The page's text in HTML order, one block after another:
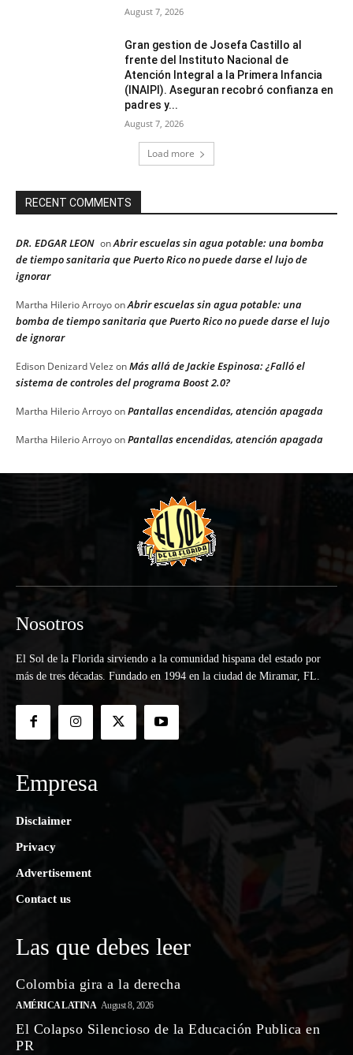
August 7, 2026
Gran gestion de Josefa Castillo al
frente del Instituto Nacional de
Atención Integral a la Primera Infancia
(INAIPI). Aseguran recobró confianza en
padres y...
August 7, 2026
Load more
RECENT COMMENTS
DR. EDGAR LEON onAbrir escuelas sin agua potable: una bomba
de tiempo sanitaria que Puerto Rico no puede darse el lujo de
ignorar
Martha Hilerio ArroyoonAbrir escuelas sin agua potable: una
bomba de tiempo sanitaria que Puerto Rico no puede darse el lujo
de ignorar
Edison Denizard Velez onMás allá de Jackie Espinosa: ¿Falló el
sistema de controles del programa Boost 2.0?
Martha Hilerio ArroyoonPantallas encendidas, atención apagada
Martha Hilerio ArroyoonPantallas encendidas, atención apagada
Nosotros
El Sol de la Florida sirviendo a la comunidad hispana del estado por
más de tres décadas. Fundado en 1994 en la ciudad de Miramar, FL.
Empresa
Disclaimer
Privacy
Advertisement
Contact us
Las que debes leer
Colombia gira a la derecha
AMÉRICA LATINA August 8, 2026
El Colapso Silencioso de la Educación Publica en
PR